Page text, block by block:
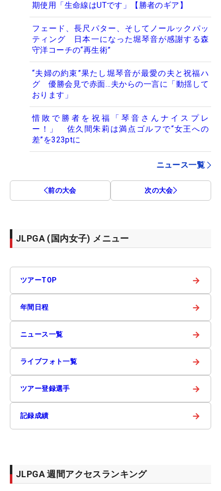
期使用「生命線はUTです」【勝者のギア】
フェード、長尺パター、そしてノールックパッ
ティング 日本一になった堀琴音が感謝する森
守洋コーチの“再生術”
“夫婦の約束”果たし堀琴音が最愛の夫と祝福ハ
グ 優勝会見で赤面…夫からの一言に「動揺して
おります」
惜敗で勝者を祝福「琴音さんナイスプレ
ー！」 佐久間朱莉は満点ゴルフで“女王への
差”を323ptに
ニュース一覧
前の大会 次の大会
JLPGA (国内女子) メニュー
ツアーTOP →
年間日程 →
ニュース一覧 →
ライブフォト一覧 →
ツアー登録選手 →
記録成績 →
JLPGA 週間アクセスランキング